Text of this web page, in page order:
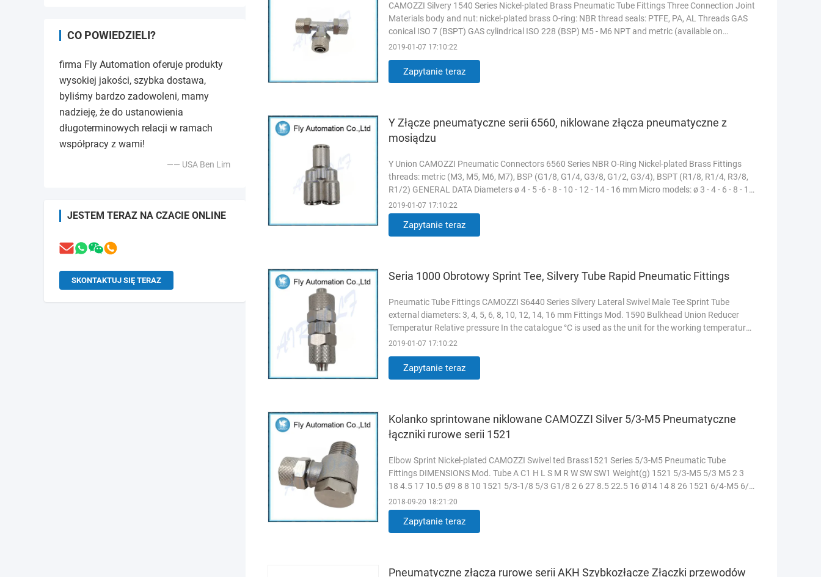
CO POWIEDZIELI?
firma Fly Automation oferuje produkty
wysokiej jakości, szybka dostawa,
byliśmy bardzo zadowoleni, mamy
nadzieję, że do ustanowienia
długoterminowych relacji w ramach
współpracy z wami!
—— USA Ben Lim
JESTEM TERAZ NA CZACIE ONLINE
SKONTAKTUJ SIĘ TERAZ
CAMOZZI Silvery 1540 Series Nickel-plated Brass Pneumatic Tube Fittings Three Connection Joint
Materials body and nut: nickel-plated brass O-ring: NBR thread seals: PTFE, PA, AL Threads GAS
conical ISO 7 (BSPT) GAS cylindrical ISO 228 (BSP) M5 - M6 NPT and metric (available on
request) Pressure the ...
2019-01-07 17:10:22
Zapytanie teraz
Y Złącze pneumatyczne serii 6560, niklowane złącza pneumatyczne z
mosiądzu
Y Union CAMOZZI Pneumatic Connectors 6560 Series NBR O-Ring Nickel-plated Brass Fittings
threads: metric (M3, M5, M6, M7), BSP (G1/8, G1/4, G3/8, G1/2, G3/4), BSPT (R1/8, R1/4, R3/8,
R1/2) GENERAL DATA Diameters ø 4 - 5 -6 - 8 - 10 - 12 - 14 - 16 mm Micro models: ø 3 - 4 - 6 - 8 - 10
mm Threads GAS ...
2019-01-07 17:10:22
Zapytanie teraz
Seria 1000 Obrotowy Sprint Tee, Silvery Tube Rapid Pneumatic Fittings
Pneumatic Tube Fittings CAMOZZI S6440 Series Silvery Lateral Swivel Male Tee Sprint Tube
external diameters: 3, 4, 5, 6, 8, 10, 12, 14, 16 mm Fittings Mod. 1590 Bulkhead Union Reducer
Temperatur Relative pressure In the catalogue °C is used as the unit for the working temperature
range. In the ... Czytaj więcej
2019-01-07 17:10:22
Zapytanie teraz
Kolanko sprintowane niklowane CAMOZZI Silver 5/3-M5 Pneumatyczne
łączniki rurowe serii 1521
Elbow Sprint Nickel-plated CAMOZZI Swivel ted Brass1521 Series 5/3-M5 Pneumatic Tube
Fittings DIMENSIONS Mod. Tube A C1 H L S M R W SW SW1 Weight(g) 1521 5/3-M5 5/3 M5 2 3
18 4.5 17 10.5 Ø9 8 8 10 1521 5/3-1/8 5/3 G1/8 2 6 27 8.5 22.5 16 Ø14 14 8 26 1521 6/4-M5 6/4
M5 3 3 18 4.5 18 10.5 Ø9 8 9 11 ...
2018-09-20 18:21:20
Zapytanie teraz
Pneumatyczne złącza rurowe serii AKH Szybkozłącze Złączki przewodów